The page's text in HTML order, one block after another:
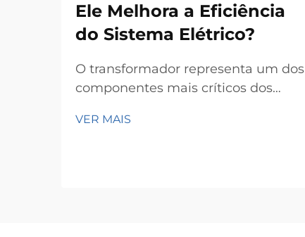
Ele Melhora a Eficiência
do Sistema Elétrico?
O transformador representa um dos
componentes mais críticos dos
potência, servindo como a espinha
VER MAIS